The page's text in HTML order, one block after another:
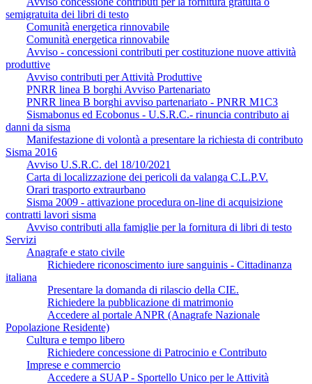
semigratuita dei libri di testo
Comunità energetica rinnovabile
Comunità energetica rinnovabile
Avviso - concessioni contributi per costituzione nuove attività
produttive
Avviso contributi per Attività Produttive
PNRR linea B borghi Avviso Partenariato
PNRR linea B borghi avviso partenariato - PNRR M1C3
Sismabonus ed Ecobonus - U.S.R.C.- rinuncia contributo ai
danni da sisma
Manifestazione di volontà a presentare la richiesta di contributo
Sisma 2016
Avviso U.S.R.C. del 18/10/2021
Carta di localizzazione dei pericoli da valanga C.L.P.V.
Orari trasporto extraurbano
Sisma 2009 - attivazione procedura on-line di acquisizione
contratti lavori sisma
Avviso contributi alla famiglie per la fornitura di libri di testo
Servizi
Anagrafe e stato civile
Richiedere riconoscimento iure sanguinis - Cittadinanza
italiana
Presentare la domanda di rilascio della CIE.
Richiedere la pubblicazione di matrimonio
Accedere al portale ANPR (Anagrafe Nazionale
Popolazione Residente)
Cultura e tempo libero
Richiedere concessione di Patrocinio e Contributo
Imprese e commercio
Accedere a SUAP - Sportello Unico per le Attività